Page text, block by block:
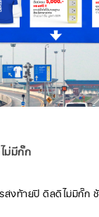
ม่มีกั๊ก
ส่งท้ายปี ดีลดีไม่มีกั๊ก